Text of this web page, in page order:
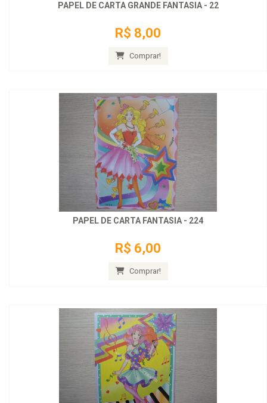
PAPEL DE CARTA GRANDE FANTASIA - 22
R$ 8,00
Comprar!
PAPEL DE CARTA FANTASIA - 224
R$ 6,00
Comprar!